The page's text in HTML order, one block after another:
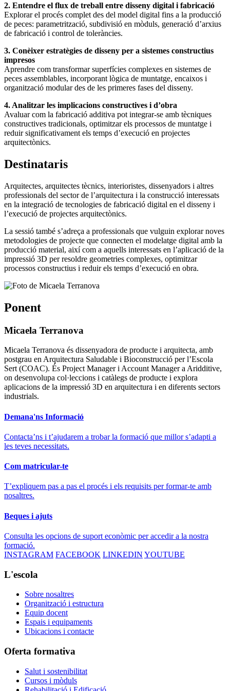
2. Entendre el flux de treball entre disseny digital i fabricació
Explorar el procés complet des del model digital fins a la producció
de peces: parametrització, subdivisió en mòduls, generació d’arxius
de fabricació i control de toleràncies.
3. Conèixer estratègies de disseny per a sistemes constructius
impresos
Aprendre com transformar superfícies complexes en sistemes de
peces assemblables, incorporant lògica de muntatge, encaixos i
organització modular des de les primeres fases del disseny.
4. Analitzar les implicacions constructives i d’obra
Avaluar com la fabricació additiva pot integrar-se amb tècniques
constructives tradicionals, optimitzar els processos de muntatge i
reduir significativament els temps d’execució en projectes
arquitectònics.
Destinataris
Arquitectes, arquitectes tècnics, interioristes, dissenyadors i altres
professionals del sector de l’arquitectura i la construcció interessats
en la integració de tecnologies de fabricació digital en el disseny i
l’execució de projectes arquitectònics.
La sessió també s’adreça a professionals que vulguin explorar noves
metodologies de projecte que connecten el modelatge digital amb la
producció material, així com a aquells interessats en l’aplicació de la
impressió 3D per resoldre geometries complexes, optimitzar
processos constructius i reduir els temps d’execució en obra.
Ponent
Micaela Terranova
Micaela Terranova és dissenyadora de producte i arquitecta, amb
postgrau en Arquitectura Saludable i Bioconstrucció per l’Escola
Sert (COAC). És Project Manager i Account Manager a Aridditive,
on desenvolupa col·leccions i catàlegs de producte i explora
aplicacions de la impressió 3D en arquitectura i en diferents sectors
industrials.
Demana'ns Informació
Contacta’ns i t’ajudarem a trobar la formació que millor s’adapti a
les teves necessitats.
Com matricular-te
T’expliquem pas a pas el procés i els requisits per formar-te amb
nosaltres.
Beques i ajuts
Consulta les opcions de suport econòmic per accedir a la nostra
formació.
INSTAGRAM FACEBOOK LINKEDIN YOUTUBE
L'escola
Sobre nosaltres
Organització i estructura
Equip docent
Espais i equipaments
Ubicacions i contacte
Oferta formativa
Salut i sostenibilitat
Cursos i mòduls